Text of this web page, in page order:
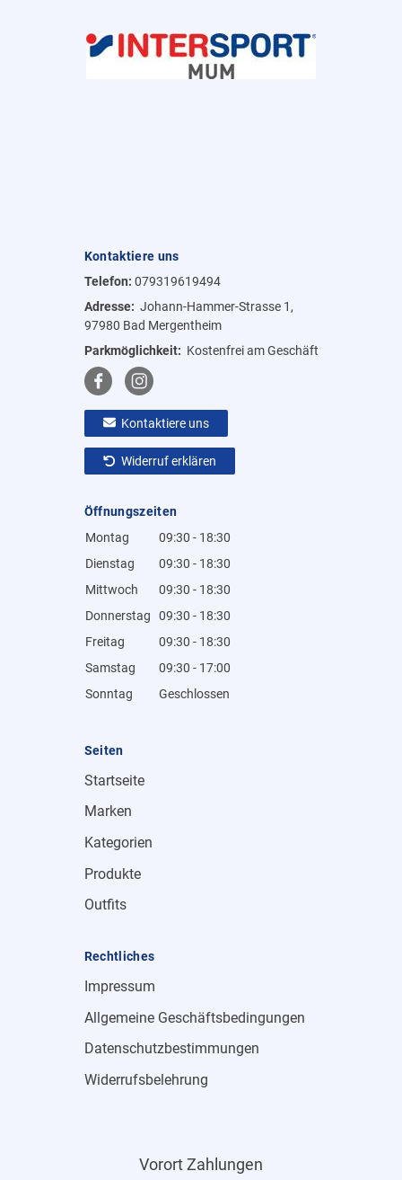
Kontaktiere uns
Telefon: 079319619494
Adresse: Johann-Hammer-Strasse 1,
97980 Bad Mergentheim
Parkmöglichkeit: Kostenfrei am Geschäft
Kontaktiere uns
Widerruf erklären
Öffnungszeiten
Montag
09:30 - 18:30
Dienstag
09:30 - 18:30
Mittwoch
09:30 - 18:30
Donnerstag
09:30 - 18:30
Freitag
09:30 - 18:30
Samstag
09:30 - 17:00
Sonntag
Geschlossen
Seiten
Startseite
Marken
Kategorien
Produkte
Outfits
Rechtliches
Impressum
Allgemeine Geschäftsbedingungen
Datenschutzbestimmungen
Widerrufsbelehrung
Vorort Zahlungen